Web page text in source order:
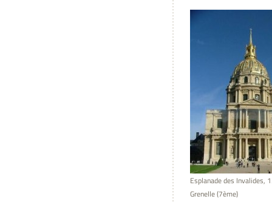
Esplanade des Invalides,
Grenelle (7ème)